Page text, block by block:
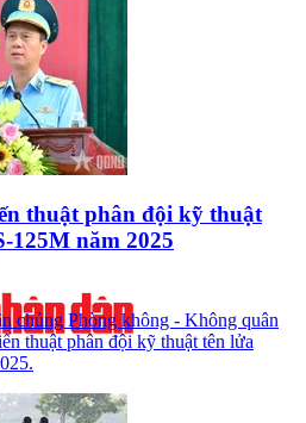
thuật phân đội kỹ thuật
125M năm 2025
chủng Phòng không - Không quân
thuật phân đội kỹ thuật tên lửa